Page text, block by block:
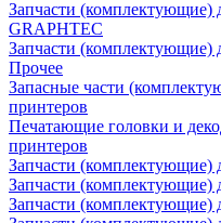
Запчасти (комплектующие)
GRAPHTEC
Запчасти (комплектующие)
Прочее
Запасные части
принтеров
Печатающие головки и
принтеров
Запчасти (комплектующие)
Запчасти (комплектующие)
Запчасти (комплектующие)